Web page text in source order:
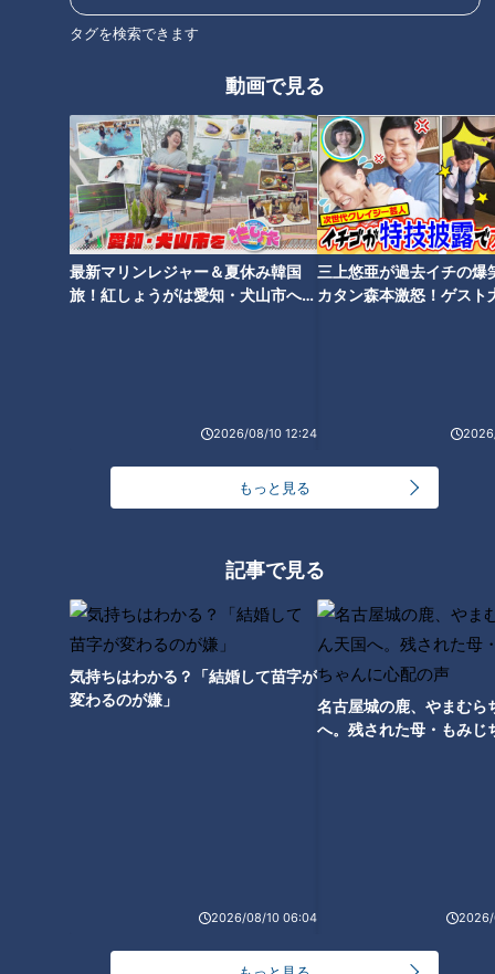
タグを検索できます
動画で見る
最新マリンレジャー＆夏休み韓国
旅！紅しょうがは愛知・犬山市へ
2026/08/10 12:24
三上悠亜が過去イチの爆
カタン森本激怒！ゲスト
もっと見る
記事で見る
気持ちはわかる？「結婚して苗字が
変わるのが嫌」
2026/08/10 06:04
名古屋城の鹿、やまむら
へ。残された母・もみじ
2026/
これから体力が消耗する厳しい夏場を迎え、激しいAクラス争
いを戦い抜くには万全なる投手陣を揃えたチームが勝ち残るの
は明白な話。なかでも絶対的なクローザーの存在が勝利に直結
するのは疑う余地もないところ。切れ味鋭い落合節が炸裂し
『外から見ていて、鈴木に何を期待しているの？彼の力以上の
モノを期待し過ぎているのでは。現状の力では点を取られるこ
とが分かりきっているのに、何で点を取られたら文句言うのか
「サンデードラゴンズ」8連敗中の序盤3イニング(C)CBCテレビ
『マルティネスも春先からシーズン途中に抜けることは分かっ
られてもいいから、1点のリードを守って帰って来いよと、伝